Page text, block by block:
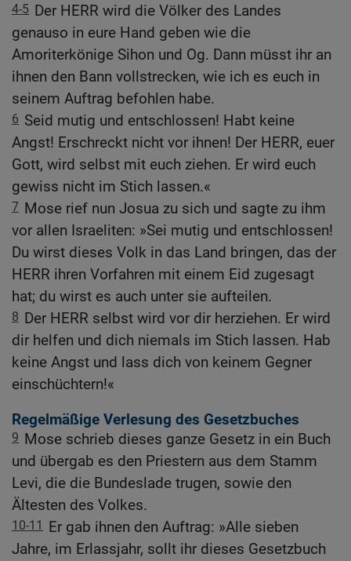
4-5 Der HERR wird die Völker des Landes
genauso in eure Hand geben wie die
Amoriterkönige Sihon und Og. Dann müsst ihr an
ihnen den Bann vollstrecken, wie ich es euch in
seinem Auftrag befohlen habe.
6 Seid mutig und entschlossen! Habt keine
Angst! Erschreckt nicht vor ihnen! Der HERR, euer
Gott, wird selbst mit euch ziehen. Er wird euch
gewiss nicht im Stich lassen.«
7 Mose rief nun Josua zu sich und sagte zu ihm
vor allen Israeliten: »Sei mutig und entschlossen!
Du wirst dieses Volk in das Land bringen, das der
HERR ihren Vorfahren mit einem Eid zugesagt
hat; du wirst es auch unter sie aufteilen.
8 Der HERR selbst wird vor dir herziehen. Er wird
dir helfen und dich niemals im Stich lassen. Hab
keine Angst und lass dich von keinem Gegner
einschüchtern!«
Regelmäßige Verlesung des Gesetzbuches
9 Mose schrieb dieses ganze Gesetz in ein Buch
und übergab es den Priestern aus dem Stamm
Levi, die die Bundeslade trugen, sowie den
Ältesten des Volkes.
10-11
Er gab ihnen den Auftrag: »Alle sieben
Jahre, im Erlassjahr, sollt ihr dieses Gesetzbuch